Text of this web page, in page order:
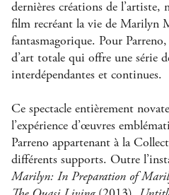
dernières créations de
film recréant la vie de Marilyn
fantasmagorique. Pour
d’art totale qui offre une série
interdépendantes et continues.
Ce spectacle entièrement
l’expérience d’œuvres
Parreno appartenant à la
différents supports. Outre
Marilyn: In Preparation of